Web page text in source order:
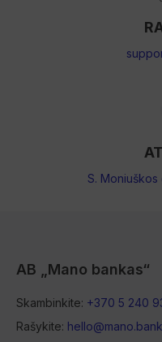
S. Moniuškos
AB „Mano bankas“
Skambinkite: +370 5 240
Rašykite: hello@mano.bank